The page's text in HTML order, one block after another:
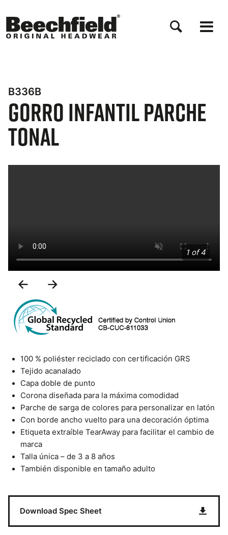
contenido
B336B
Gorro Infantil Parche
Tonal
1 of 4
Previous
Slide
100 % poliéster reciclado con certificación GRS
Tejido acanalado
Capa doble de punto
Corona diseñada para la máxima comodidad
Parche de sarga de colores para personalizar en latón
Con borde ancho vuelto para una decoración óptima
Etiqueta extraíble TearAway para facilitar el cambio de
marca
Talla única – de 3 a 8 años
También disponible en tamaño adulto
Download Spec Sheet